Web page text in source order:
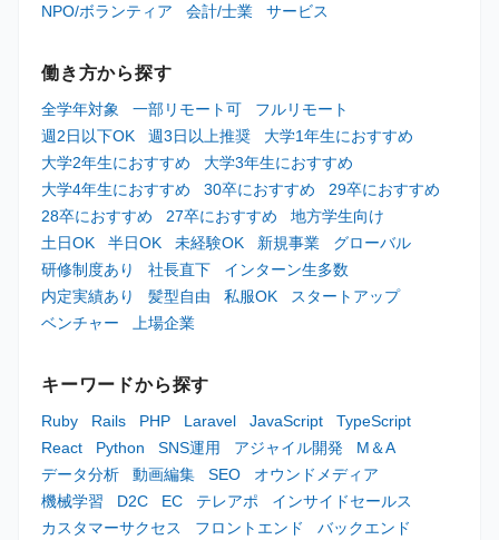
NPO/ボランティア
会計/士業 サービス
働き方から探す
全学年対象 一部リモート可
フルリモート
週2日以下OK
週3日以上推奨
大学1年生におすすめ
大学2年生におすすめ
大学3年生におすすめ
大学4年生におすすめ
30卒におすすめ
29卒におすすめ
28卒におすすめ
27卒におすすめ
地方学生向け
土日OK
半日OK 未経験OK 新規事業
グローバル
研修制度あり
社長直下
インターン生多数
内定実績あり
髪型自由 私服OK
スタートアップ
ベンチャー
上場企業
キーワードから探す
Ruby Rails PHP Laravel JavaScript
TypeScript
React
Python SNS運用 アジャイル開発
M＆A
データ分析
動画編集 SEO
オウンドメディア
機械学習
D2C EC テレアポ
インサイドセールス
カスタマーサクセス
フロントエンド
バックエンド